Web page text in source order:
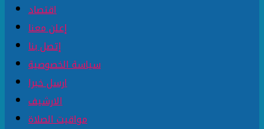
اقتصاد
إعلن معنا
إتصل بنا
سياسة الخصوصية
ارسل خبرا
الارشيف
مواقيت الصلاة